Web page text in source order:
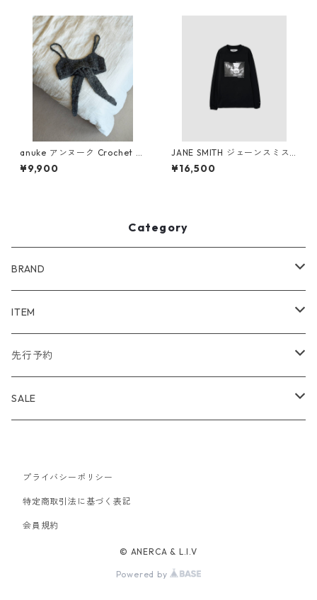
anuke アンヌーク Crochet K
nit Bustier 62620510(C/GR
Y)
¥9,900
JANE SMITH ジェーンスミス I
VORY SERRA REDONDO BE
ACH, CA L/S T-SHIRT (BLK)
¥16,500
Category
BRAND
WIND AND SEA
アウター
トップス
バッグ
NAISSANCE
アウター
ボトムス
bal
トップス
ボトムス
アウター
トップス
MAISON EUREKA
アウター
SON OF THE CHEESE
ITEM
アウター
トップス
ワンピース
バッグ
先行予約
TODAYFUL 2020 SUMMER
Uhr 2025 Autumn / Winter
Uhr 2025 SPRING / SUMMER
SALE
20%
30%
プライバシーポリシー
特定商取引法に基づく表記
会員規約
© ANERCA & L.I.V
Powered by